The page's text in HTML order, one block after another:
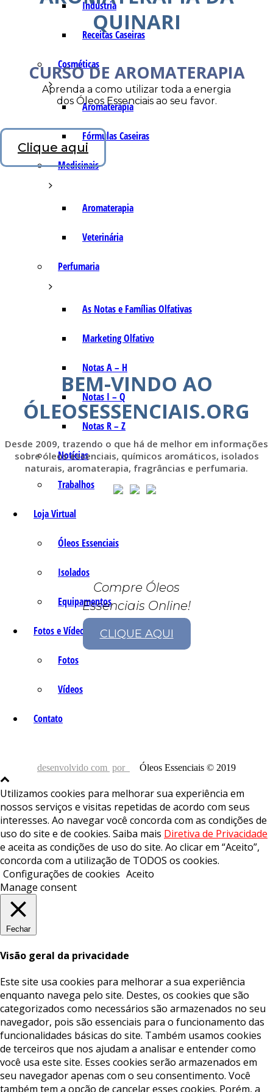
Indústria
Receitas Caseiras
Cosméticas
Aromaterapia
Fórmulas Caseiras
Medicinais
Aromaterapia
Veterinária
Perfumaria
As Notas e Famílias Olfativas
Marketing Olfativo
Notas A – H
Notas I – Q
Notas R – Z
Notícias
Trabalhos
Loja Virtual
Óleos Essenciais
Isolados
Equipamentos
Fotos e Vídeos
Fotos
Vídeos
Contato
QUINARI
CURSO DE AROMATERAPIA
Aprenda a como utilizar toda a energia
dos Óleos Essenciais ao seu favor.
Clique aqui
BEM-VINDO AO
ÓLEOSESSENCIAIS.ORG
Desde 2009, trazendo o que há de melhor em informações
sobre óleos essenciais, químicos aromáticos, isolados
naturais, aromaterapia, fragrâncias e perfumaria.
Compre Óleos
Essenciais Online!
CLIQUE AQUI
desenvolvido com por Óleos Essenciais © 2019
Utilizamos cookies para melhorar sua experiência em
nossos serviços e visitas repetidas de acordo com seus
interesses. Ao navegar você concorda com as condições de
uso do site e de cookies. Saiba mais Diretiva de Privacidade
e aceita as condições de uso do site. Ao clicar em “Aceito”,
concorda com a utilização de TODOS os cookies.
Configurações de cookies Aceito
Manage consent
Fechar
Visão geral da privacidade
Este site usa cookies para melhorar a sua experiência
enquanto navega pelo site. Destes, os cookies que são
categorizados como necessários são armazenados no seu
navegador, pois são essenciais para o funcionamento das
funcionalidades básicas do site. Também usamos cookies
de terceiros que nos ajudam a analisar e entender como
você usa este site. Esses cookies serão armazenados em
seu navegador apenas com o seu consentimento. Você
também tem a opção de cancelar esses cookies. Porém, a